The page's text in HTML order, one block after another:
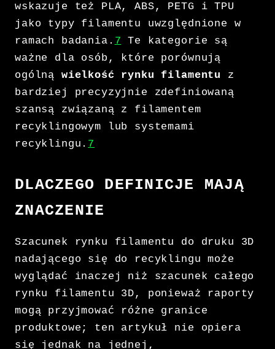
wskazuje też PLA, ABS, PETG i TPU
jako typy filamentu uwzględnione w
ramach badania. 7 Te kategorie są
ważne dla osób, które porównują
ogólną wielkość rynku filamentu
z
bardziej precyzyjnie zdefiniowaną
szansą związaną z filamentem
recyklingowym lub systemami
recyklingu. 7
DLACZEGO DEFINICJE MAJĄ
ZNACZENIE
Szacunek rynku filamentu do druku 3D
nadającego się do recyklingu może
wyglądać inaczej niż szacunek całego
rynku filamentu 3D, ponieważ raporty
mogą przyjmować różne granice
produktowe; ten artykuł nie opiera
się jednak na jednej,